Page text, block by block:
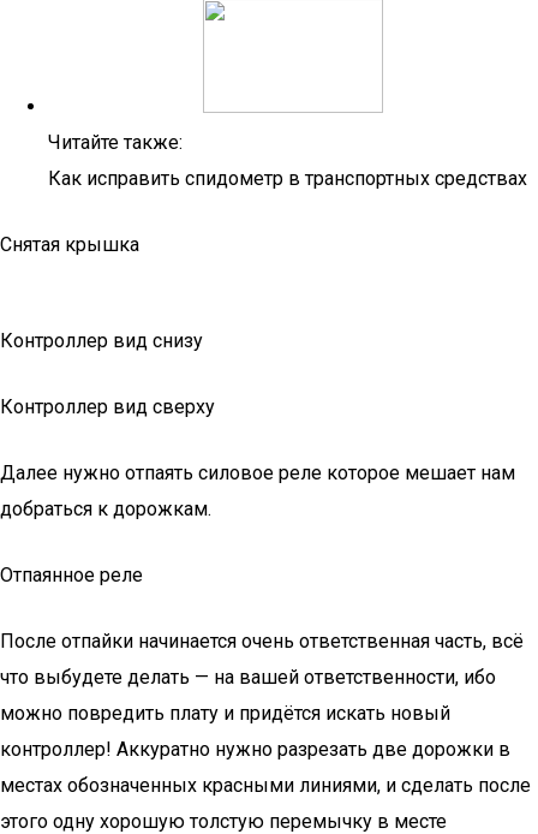
Читайте также:
Как исправить спидометр в транспортных средствах
Снятая крышка
Контроллер вид снизу
Контроллер вид сверху
Далее нужно отпаять силовое реле которое мешает нам
добраться к дорожкам.
Отпаянное реле
После отпайки начинается очень ответственная часть, всё
что выбудете делать — на вашей ответственности, ибо
можно повредить плату и придётся искать новый
контроллер! Аккуратно нужно разрезать две дорожки в
местах обозначенных красными линиями, и сделать после
этого одну хорошую толстую перемычку в месте